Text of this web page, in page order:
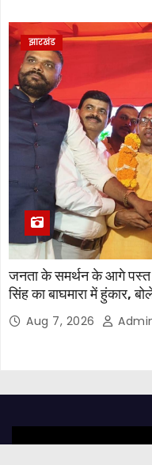
झारखंड
जनता के समर्थन के आगे पस्त
सिंह का बाघमारा में हुंकार,
मौजूद रहूंगा”
Aug 7, 2026